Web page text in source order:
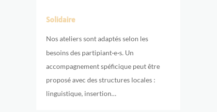
Solidaire
Nos ateliers sont adaptés selon les
besoins des partipiant·e·s. Un
accompagnement spéficique peut être
proposé avec des structures locales :
linguistique, insertion…